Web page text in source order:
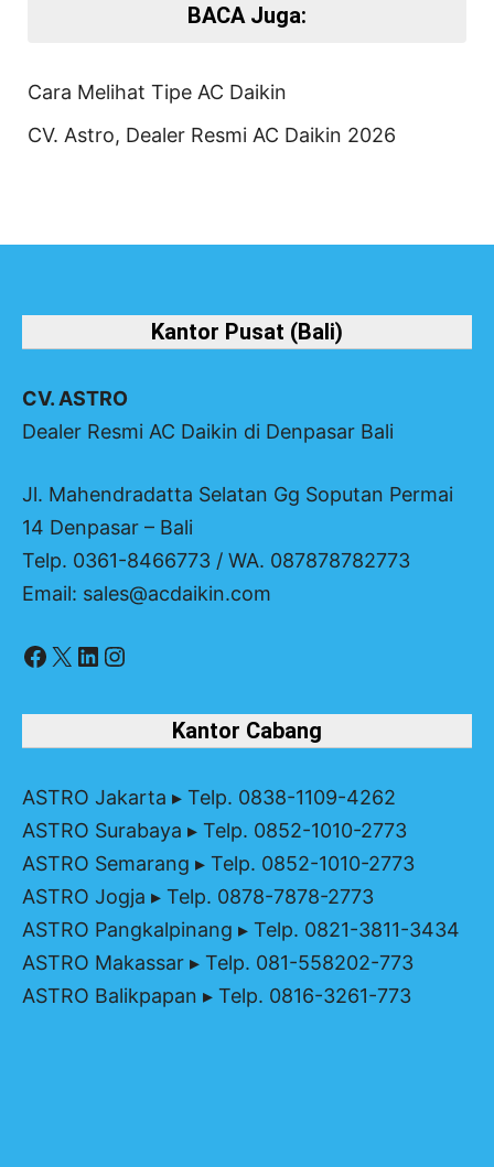
BACA Juga:
Cara Melihat Tipe AC Daikin
CV. Astro, Dealer Resmi AC Daikin 2026
Kantor Pusat (Bali)
CV. ASTRO
Dealer Resmi AC Daikin di Denpasar Bali
Jl. Mahendradatta Selatan Gg Soputan Permai
14 Denpasar – Bali
Telp. 0361-8466773 / WA. 087878782773
Email: sales@acdaikin.com
Facebook
X LinkedIn
Instagram
Kantor Cabang
ASTRO Jakarta ▸ Telp. 0838-1109-4262
ASTRO Surabaya ▸ Telp. 0852-1010-2773
ASTRO Semarang ▸ Telp. 0852-1010-2773
ASTRO Jogja ▸ Telp. 0878-7878-2773
ASTRO Pangkalpinang ▸ Telp. 0821-3811-3434
ASTRO Makassar ▸ Telp. 081-558202-773
ASTRO Balikpapan ▸ Telp. 0816-3261-773